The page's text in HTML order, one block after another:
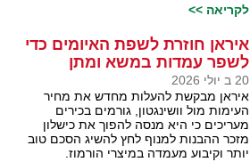
לקריאה >>
איראן חוזרת לשפת האיומים כדי
לשפר עמדות במשא ומתן
20 ב יולי 2026
איראן מבקשת להעלות מחדש את מחיר
העימות מול וושינגטון, גורמים בכירים
מעריכים כי היא מנסה להפוך את כישלון
מזכר ההבנות למנוף לחץ להשיג הסכם טוב
יותר וקיבוע מעמדה במיצרי הורמוז.